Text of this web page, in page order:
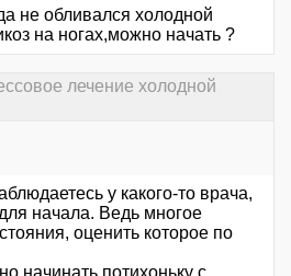
не обливался холодной
на ногах,можно начать ?
лечение холодной
у какого-то врача,
начала. Ведь многое
оценить которое по
начинать потихоньку с